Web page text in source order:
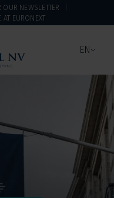
OUR NEWSLETTER
EURONEXT
EN